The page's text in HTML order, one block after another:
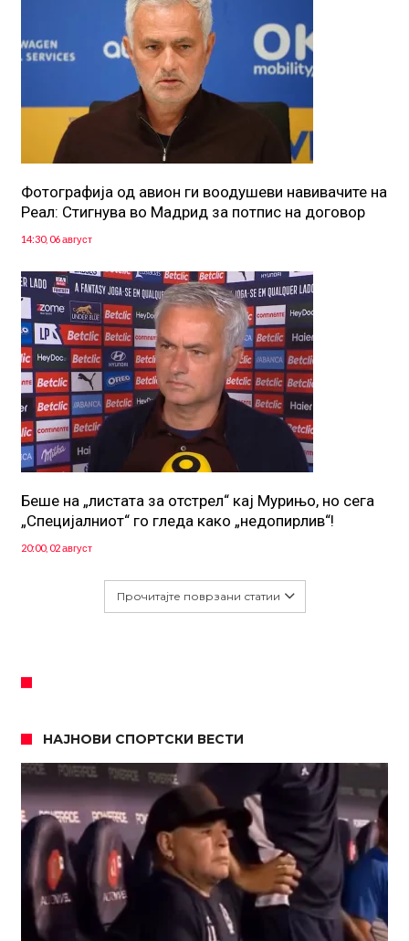
Фотографија од авион ги воодушеви навивачите на
Реал: Стигнува во Мадрид за потпис на договор
14:30, 06 август
Беше на „листата за отстрел“ кај Мурињо, но сега
„Специјалниот“ го гледа како „недопирлив“!
20:00, 02 август
Прочитајте поврзани статии
НАЈНОВИ СПОРТСКИ ВЕСТИ